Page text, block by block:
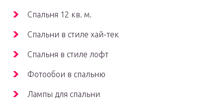
Спальня 12 кв. м.
Спальни в стиле хай-тек
Спальня в стиле лофт
Фотообои в спальню
Лампы для спальни